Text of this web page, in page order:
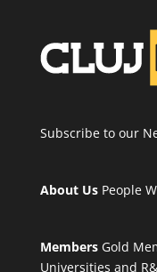
Subscribe to our
About Us People
Members Gold
Universities and